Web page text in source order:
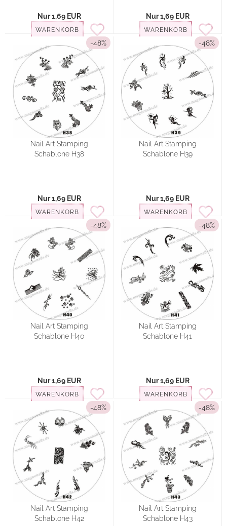
Nur 1,69 EUR
WARENKORB
Nur 1,69 EUR
WARENKORB
-48%
Nail Art Stamping
Schablone H38
Nur 1,69 EUR
WARENKORB
-48%
Nail Art Stamping
Schablone H39
Nur 1,69 EUR
WARENKORB
-48%
Nail Art Stamping
Schablone H40
Nur 1,69 EUR
WARENKORB
-48%
Nail Art Stamping
Schablone H41
Nur 1,69 EUR
WARENKORB
-48%
Nail Art Stamping
Schablone H42
-48%
Nail Art Stamping
Schablone H43